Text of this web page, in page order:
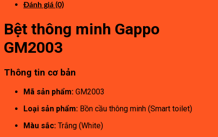
Đánh giá (0)
Bệt thông minh Gappo
GM2003
Thông tin cơ bản
Mã sản phẩm: GM2003
Loại sản phẩm: Bồn cầu thông minh (Smart toilet)
Màu sắc: Trắng (White)